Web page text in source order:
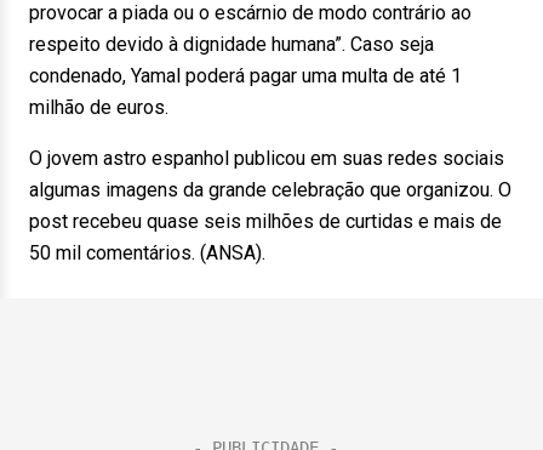
provocar a piada ou o escárnio de modo contrário ao
respeito devido à dignidade humana”. Caso seja
condenado, Yamal poderá pagar uma multa de até 1
milhão de euros.
O jovem astro espanhol publicou em suas redes sociais
algumas imagens da grande celebração que organizou. O
post recebeu quase seis milhões de curtidas e mais de
50 mil comentários. (ANSA).